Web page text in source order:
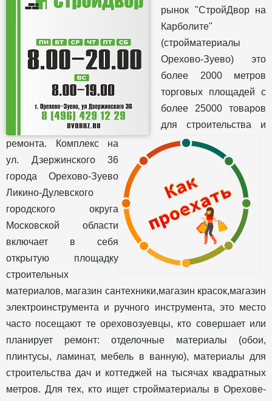
рынок "СтройДвор на
Карболите"
(стройматериалы
Орехово-Зуево) это
более 2000 метров
торговых площадей с
более 25000 товаров
для строительства и
ремонта. Комплекс на
ул. Дзержинского 36
города Орехово-Зуево
Ликино-Дулевского
городского округа
Московской области
включает в себя
открытую площадку
строительных
материалов, магазин сантехники,магазин красок,магазин
электроинструмента и ручного инструмента, это место
часто посещают те ореховозуевцы, кто совершает или
планирует ремонт: отделочные материалы (обои,
плинтусы, ламинат, мебель в ванную), материалы для
строительства дач и коттеджей на тысячах квадратных
метров. Для тех, кто ищет стройматериалы в Орехове-